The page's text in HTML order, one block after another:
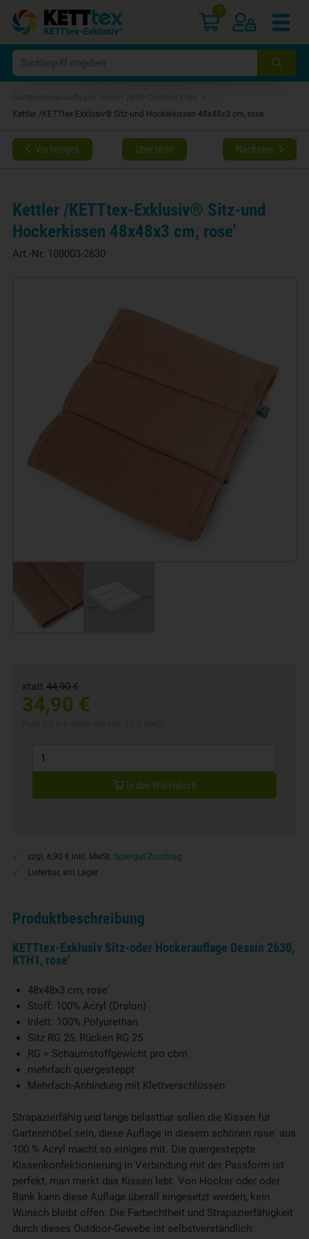
0
Kettler /KETTtex-Exklusiv® Sitz-und Hockerkissen 48x48x3 cm, rose'
Vorheriges Übersicht Nächstes
Kettler /KETTtex-Exklusiv® Sitz-und
Hockerkissen 48x48x3 cm, rose'
Art.-Nr. 108003-2630
statt 44,90 €
34,90 €
In den Warenkorb
zzgl. 6,90 € inkl. MwSt. Sperrgut-Zuschlag
Lieferbar, am Lager
Produktbeschreibung
KETTtex-Exklusiv Sitz-oder Hockerauflage Dessin 2630,
KTH1, rose'
48x48x3 cm, rose'
Stoff: 100% Acryl (Dralon)
Inlett: 100% Polyurethan
Sitz RG 25, Rücken RG 25
RG = Schaumstoffgewicht pro cbm
mehrfach quergesteppt
Mehrfach-Anbindung mit Klettverschlüssen
Strapazierfähig und lange belastbar sollen die Kissen für
Gartenmöbel sein, diese Auflage in diesem schönen rose' aus
100 % Acryl macht so einiges mit. Die quergesteppte
Kissenkonfektionierung in Verbindung mit der Passform ist
perfekt, man merkt das Kissen lebt. Von Hocker oder oder
Bank kann diese Auflage überall eingesetzt werden, kein
Wunsch bleibt offen. Die Farbechtheit und Strapazierfähigkeit
durch dieses Outdoor-Gewebe ist selbstverständlich.